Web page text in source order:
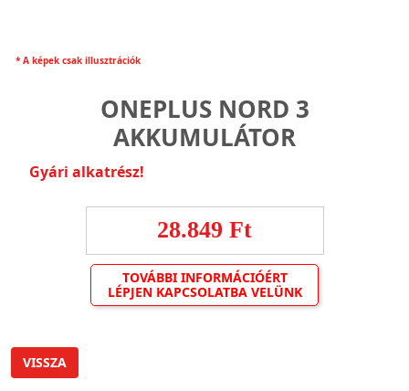
* A képek csak illusztrációk
ONEPLUS NORD 3
AKKUMULÁTOR
Gyári alkatrész!
28.849 Ft
TOVÁBBI INFORMÁCIÓÉRT
LÉPJEN KAPCSOLATBA VELÜNK
VISSZA